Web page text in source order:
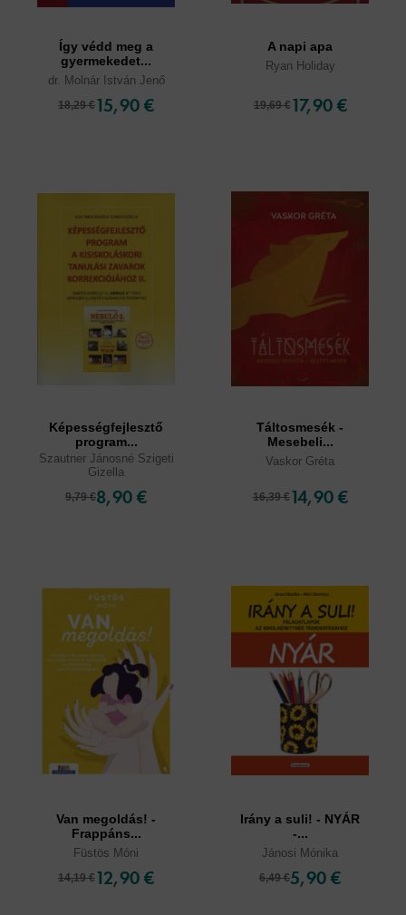
Így védd meg a
gyermekedet...
dr. Molnár István Jenő
18,29 €15,90 €
A napi apa
Ryan Holiday
19,69 € 17,90 €
Képességfejlesztő
program...
Szautner Jánosné Szigeti
Gizella
9,79 €8,90 €
Táltosmesék -
Mesebeli...
Vaskor Gréta
16,39 € 14,90 €
Van megoldás! -
Frappáns...
Füstös Móni
14,19 €12,90 €
Irány a suli! - NYÁR
-...
Jánosi Mónika
6,49 €5,90 €